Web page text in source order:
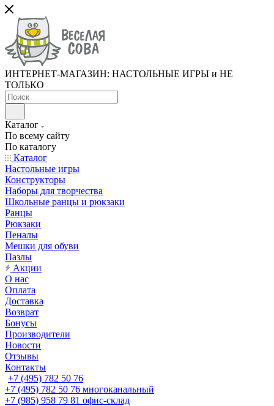
ИНТЕРНЕТ-МАГАЗИН: НАСТОЛЬНЫЕ ИГРЫ и НЕ
ТОЛЬКО
Каталог
По всему сайту
По каталогу
Каталог
Настольные игры
Конструкторы
Наборы для творчества
Школьные ранцы и рюкзаки
Ранцы
Рюкзаки
Пеналы
Мешки для обуви
Пазлы
Акции
О нас
Оплата
Доставка
Возврат
Бонусы
Производители
Новости
Отзывы
Контакты
+7 (495) 782 50 76
+7 (495) 782 50 76 многоканальный
+7 (985) 958 79 81 офис-склад